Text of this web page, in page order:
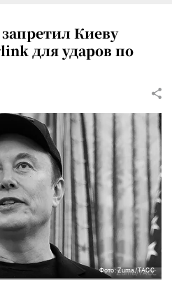
Киеву
для ударов по
Фото: Zuma/ТАСС